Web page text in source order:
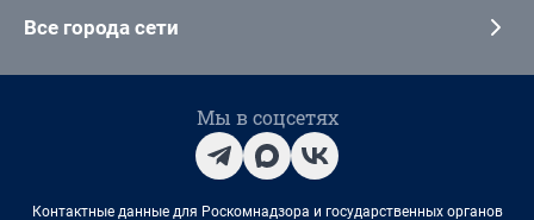
Все города сети
Мы в соцсетях
Контактные данные для Роскомнадзора и государственных органов